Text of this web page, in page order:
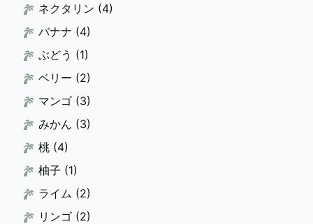
ネクタリン (4)
バナナ (4)
ぶどう (1)
ベリー (2)
マンゴ (3)
みかん (3)
桃 (4)
柚子 (1)
ライム (2)
リンゴ (2)